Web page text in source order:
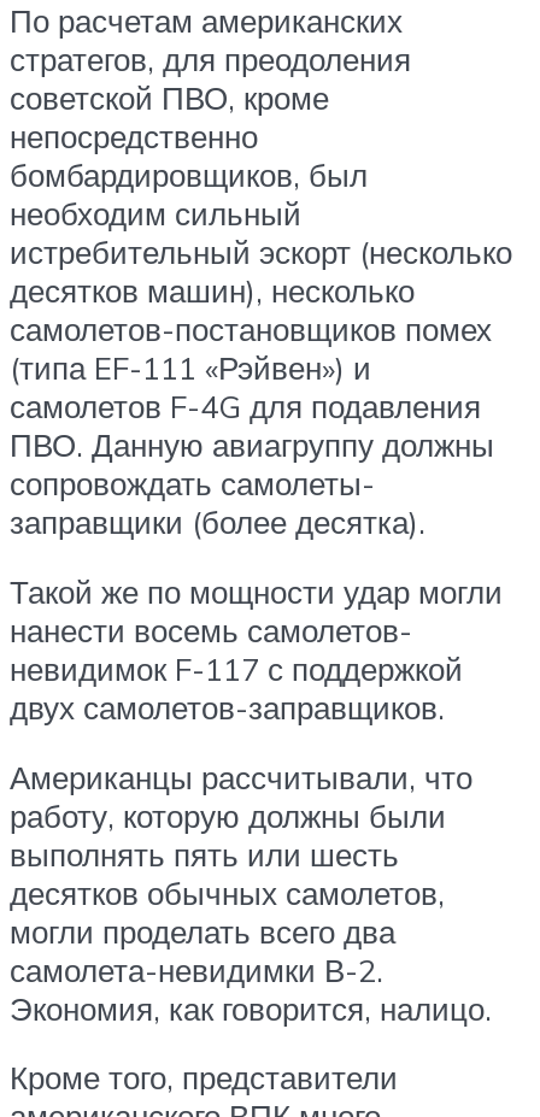
По расчетам американских
стратегов, для преодоления
советской ПВО, кроме
непосредственно
бомбардировщиков, был
необходим сильный
истребительный эскорт (несколько
десятков машин), несколько
самолетов-постановщиков помех
(типа EF-111 «Рэйвен») и
самолетов F-4G для подавления
ПВО. Данную авиагруппу должны
сопровождать самолеты-
заправщики (более десятка).
Такой же по мощности удар могли
нанести восемь самолетов-
невидимок F-117 с поддержкой
двух самолетов-заправщиков.
Американцы рассчитывали, что
работу, которую должны были
выполнять пять или шесть
десятков обычных самолетов,
могли проделать всего два
самолета-невидимки В-2.
Экономия, как говорится, налицо.
Кроме того, представители